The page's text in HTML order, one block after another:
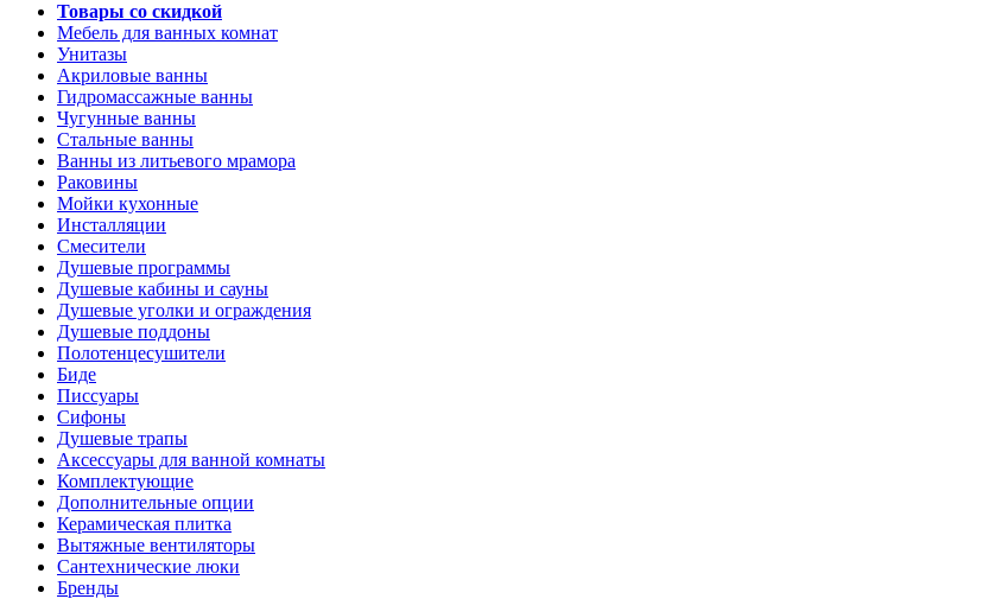
Товары со скидкой
Мебель для ванных комнат
Унитазы
Акриловые ванны
Гидромассажные ванны
Чугунные ванны
Стальные ванны
Ванны из литьевого мрамора
Раковины
Мойки кухонные
Инсталляции
Смесители
Душевые программы
Душевые кабины и сауны
Душевые уголки и ограждения
Душевые поддоны
Полотенцесушители
Биде
Писсуары
Сифоны
Душевые трапы
Аксессуары для ванной комнаты
Комплектующие
Дополнительные опции
Керамическая плитка
Вытяжные вентиляторы
Сантехнические люки
Бренды